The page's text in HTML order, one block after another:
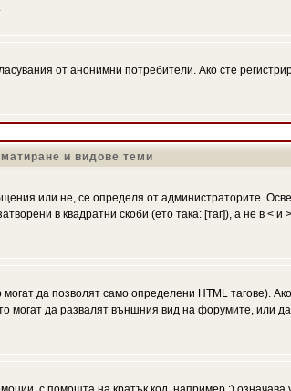
от анонимни потребители. Ако сте
и видове теми
или не, се определя от администраторите.
в квадратни скоби (ето така: [таг]), а не в
да позволят само определени HTML тагове).
могат да развалят външния вид на форумите, или